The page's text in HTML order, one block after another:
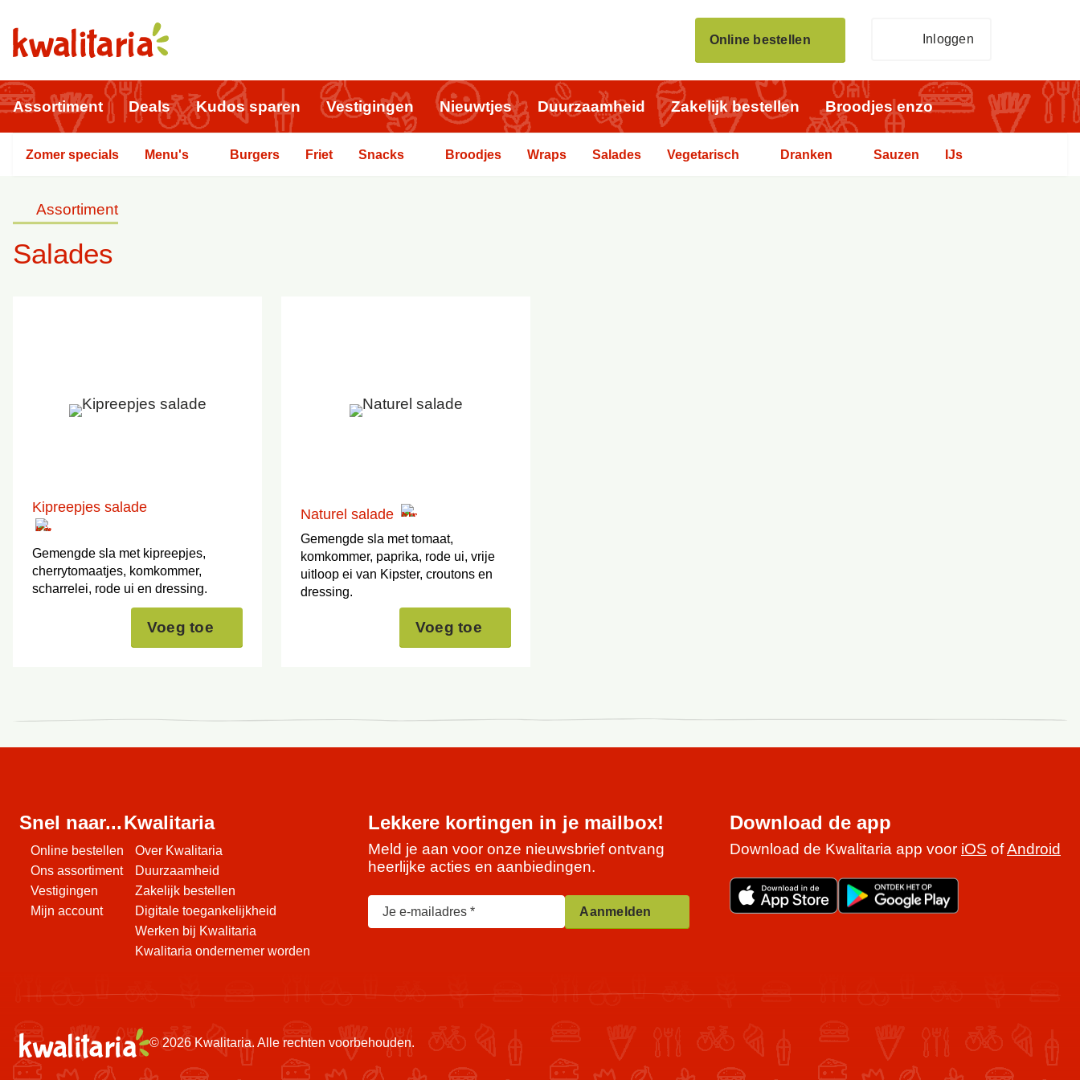
Online bestellen Inloggen
Assortiment Deals Kudos sparen Vestigingen Nieuwtjes Duurzaamheid Zakelijk bestellen Broodjes enzo
Zomer specials Menu's Burgers Friet Snacks Broodjes Wraps Salades Vegetarisch Dranken Sauzen IJs
Assortiment
Salades
Kipreepjes salade
Gemengde sla met kipreepjes,
cherrytomaatjes, komkommer,
scharrelei, rode ui en dressing.
Voeg toe
Naturel salade
Gemengde sla met tomaat,
komkommer, paprika, rode ui, vrije
uitloop ei van Kipster, croutons en
dressing.
Voeg toe
deals
Snel naar...
Online bestellen
Ons assortiment
Vestigingen
Mijn account
Kwalitaria
Over Kwalitaria
Duurzaamheid
Zakelijk bestellen
Digitale toegankelijkheid
Werken bij Kwalitaria
Kwalitaria ondernemer worden
Lekkere kortingen in je mailbox!
Meld je aan voor onze nieuwsbrief ontvang
heerlijke acties en aanbiedingen.
Je e-mailadres Aanmelden
Download de app
Download de Kwalitaria app voor iOS ofAndroid
© 2026 Kwalitaria. Alle rechten voorbehouden.